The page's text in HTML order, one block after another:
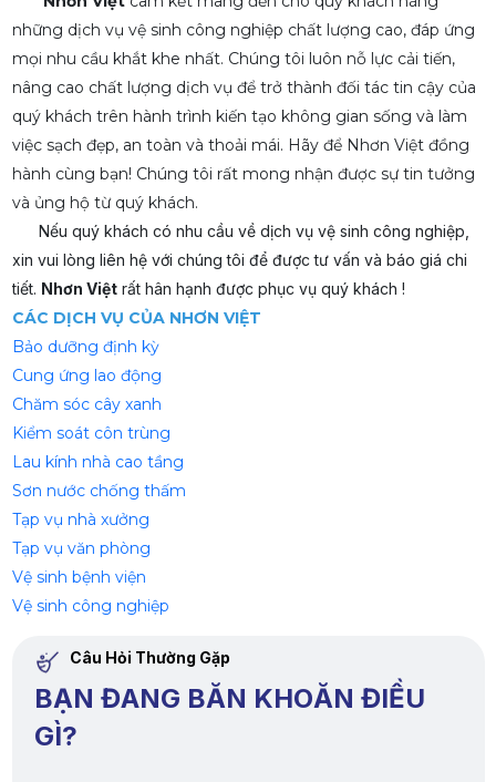
những dịch vụ vệ sinh công nghiệp chất lượng cao, đáp ứng
mọi nhu cầu khắt khe nhất. Chúng tôi luôn nỗ lực cải tiến,
nâng cao chất lượng dịch vụ để trở thành đối tác tin cậy của
quý khách trên hành trình kiến tạo không gian sống và làm
việc sạch đẹp, an toàn và thoải mái. Hãy để Nhơn Việt đồng
hành cùng bạn! Chúng tôi rất mong nhận được sự tin tưởng
và ủng hộ từ quý khách.
Nếu quý khách có nhu cầu về dịch vụ vệ sinh công nghiệp,
xin vui lòng liên hệ với chúng tôi để được tư vấn và báo giá chi
tiết. Nhơn Việtrất hân hạnh được phục vụ quý khách !
CÁC DỊCH VỤ CỦA NHƠN VIỆT
Bảo dưỡng định kỳ
Cung ứng lao động
Chăm sóc cây xanh
Kiểm soát côn trùng
Lau kính nhà cao tầng
Sơn nước chống thấm
Tạp vụ nhà xưởng
Tạp vụ văn phòng
Vệ sinh bệnh viện
Vệ sinh công nghiệp
Câu Hỏi Thường Gặp
BẠN ĐANG BĂN KHOĂN ĐIỀU
GÌ?